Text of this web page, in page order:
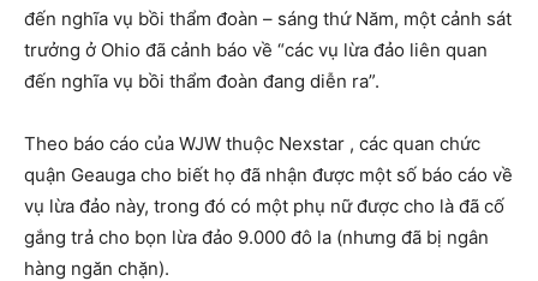
đến nghĩa vụ bồi thẩm đoàn – sáng thứ Năm, một cảnh sát
trưởng ở Ohio đã cảnh báo về “các vụ lừa đảo liên quan
đến nghĩa vụ bồi thẩm đoàn đang diễn ra”.
Theo báo cáo của WJW thuộc Nexstar , các quan chức
quận Geauga cho biết họ đã nhận được một số báo cáo về
vụ lừa đảo này, trong đó có một phụ nữ được cho là đã cố
gắng trả cho bọn lừa đảo 9.000 đô la (nhưng đã bị ngân
hàng ngăn chặn).